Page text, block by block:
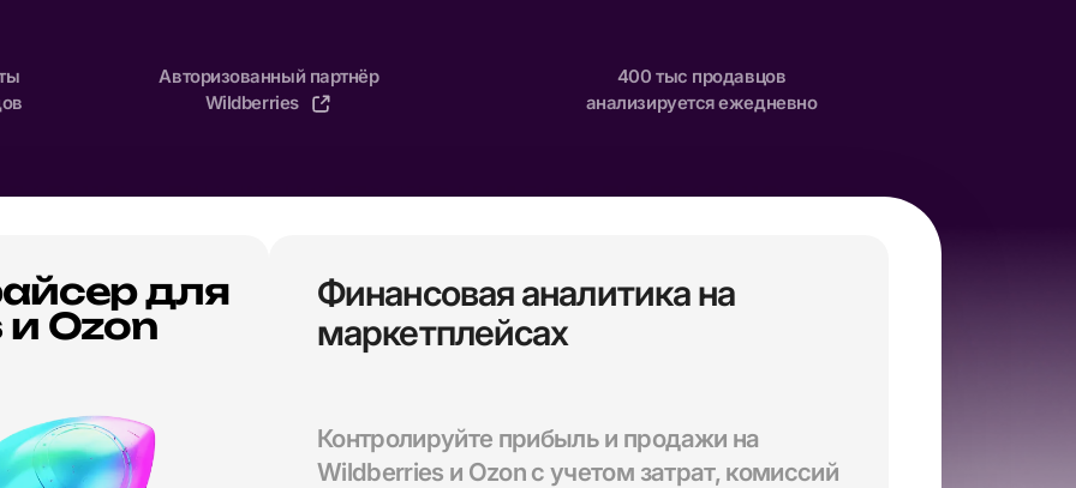
Авторизованный партнёр
Wildberries
400 тыс продавцов
анализируется ежедневно
для
Ozon
Финансовая аналитика на
маркетплейсах
Контролируйте прибыль и продажи на
Wildberries и Ozon с учетом затрат, комиссий